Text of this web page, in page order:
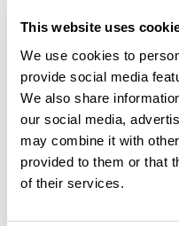
This website uses
We use cookies to
provide social media
We also share
our social media,
may combine it with
provided to them or that
of their services.
completado? ¡Deja la
Resumen